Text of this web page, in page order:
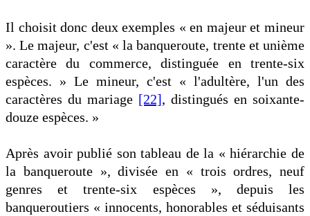
Il choisit donc deux exemples « en majeur et mineur
». Le majeur, c'est « la banqueroute, trente et unième
caractère du commerce, distinguée en trente-six
espèces. » Le mineur, c'est « l'adultère, l'un des
caractères du mariage [22], distingués en soixante-
douze espèces. »
Après avoir publié son tableau de la « hiérarchie de
la banqueroute », divisée en « trois ordres, neuf
genres et trente-six espèces », depuis les
banqueroutiers « innocents, honorables et séduisants